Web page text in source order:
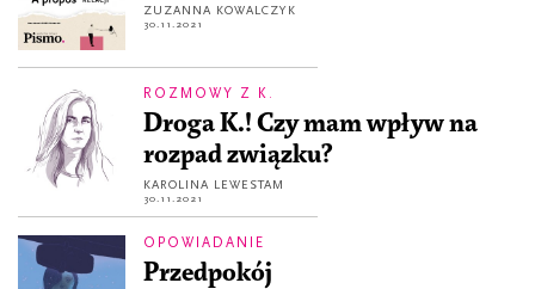
ZUZANNA KOWALCZYK
30.11.2021
ROZMOWY Z K.
Droga K.! Czy mam wpływ na
rozpad związku?
KAROLINA LEWESTAM
30.11.2021
OPOWIADANIE
Przedpokój